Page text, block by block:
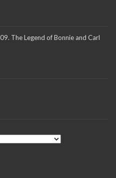
The Legend of Bonnie and Carl